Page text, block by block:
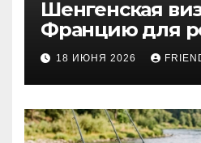
Шенгенская
Францию для
2026 году:
и список
документов
18 ИЮНЯ 2026